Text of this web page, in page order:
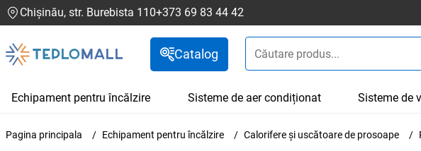
Chișinău, str. Burebista 110+373 69 83 44 42
Catalog
Echipament pentru încălzire Sisteme de aer condiționat Sisteme de
Pagina principala Echipament pentru încălzire Calorifere și uscătoare de prosoape